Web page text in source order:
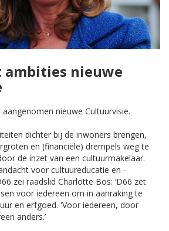
ambities nieuwe
nieuwe Cultuurvisie.
dichter bij de inwoners brengen,
en (financiële) drempels weg te
de inzet van een cultuurmakelaar.
voor cultuureducatie en -
zei raadslid Charlotte Bos: ‘D66 zet
voor iedereen om in aanraking te
en erfgoed. 'Voor iedereen, door
anders.’